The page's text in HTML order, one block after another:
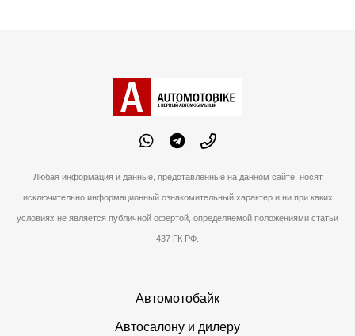
Любая информация и данные, представленные на данном сайте, носят
исключительно информационный ознакомительный характер и ни при каких
условиях не является публичной офертой, определяемой положениями статьи
437 ГК РФ.
Автомотобайк
Автосалону и дилеру